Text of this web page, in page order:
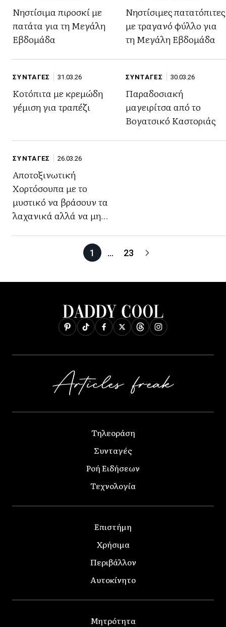
Νηστίσιμα πιροσκί με
πατάτα για τη Μεγάλη
Εβδομάδα
Νηστίσιμες πατατόπιτες
με τραγανό φύλλο για
τη Μεγάλη Εβδομάδα
ΣΥΝΤΑΓΕΣ 31.03.26
Κοτόπιτα με κρεμώδη
γέμιση για τραπέζι
ΣΥΝΤΑΓΕΣ 30.03.26
Παραδοσιακή
μαγειρίτσα από το
Βογατσικό Καστοριάς
ΣΥΝΤΑΓΕΣ 26.03.26
Αποτοξινωτική
Χορτόσουπα με το
μυστικό να βράσουν τα
λαχανικά αλλά να μη
1 … 23
Τηλεοράση
Συνταγές
Ροή Ειδήσεων
Τεχνολογία
Επιστήμη
Χρήσιμα
Περιβάλλον
Αυτοκίνητο
Μητρότητα